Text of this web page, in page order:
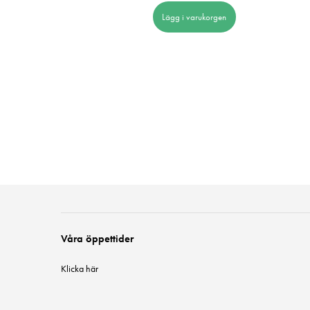
Lägg i varukorgen
Våra öppettider
Klicka här